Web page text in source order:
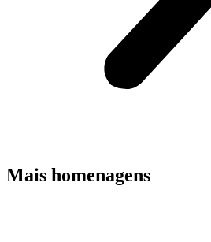
Mais homenagens